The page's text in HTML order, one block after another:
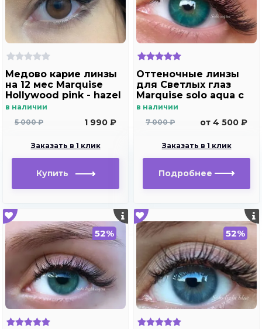
Медово карие линзы
на 12 мес Marquise
Hollywood pink - hazel
в наличии
5 000 ₽
1 990 ₽
Заказать в 1 клик
Оттеночные линзы
для Светлых глаз
Marquise solo aqua с
отверстием под
дальнозоркости и
в наличии
7 000 ₽
от 4 500 ₽
Заказать в 1 клик
Подробнее
52% 52%